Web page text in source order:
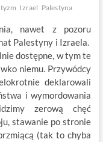
t
n
Izrael Palestyna
nawet z pozoru
Palestyny i Izraela.
dostępne, w tym te
niemu. Przywódcy
deklarowali
i wymordowania
zerową chęć
stawanie po stronie
(tak to chyba